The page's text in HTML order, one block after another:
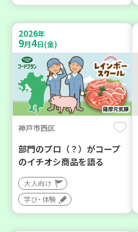
2026年
9月4日(金)
神戸市西区
部門のプロ（？）がコープ
のイチオシ商品を語る
大人向け
学び・体験